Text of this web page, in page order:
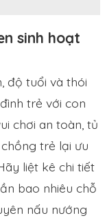
sinh hoạt
độ tuổi và thói
trẻ với con
chơi an toàn, tủ
trẻ lại ưu
liệt kê chi tiết
bao nhiêu chỗ
nấu nướng